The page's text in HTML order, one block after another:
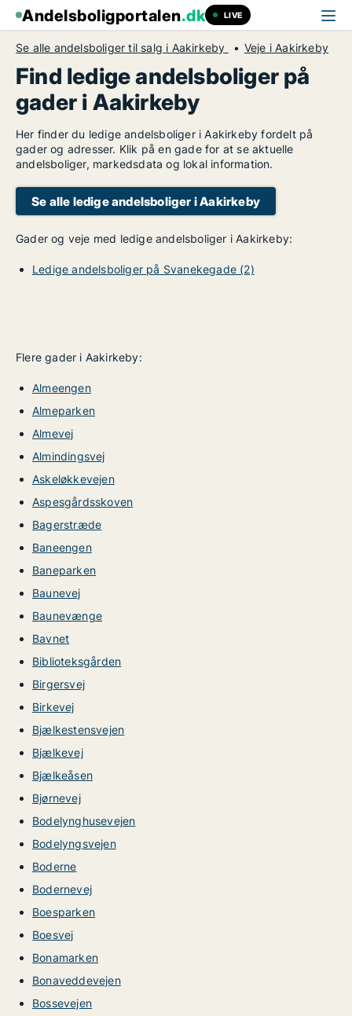
Andelsboligportalen.dk LIVE
Se alle andelsboliger til salg i Aakirkeby Veje i Aakirkeby
Find ledige andelsboliger på
gader i Aakirkeby
Her finder du ledige andelsboliger i Aakirkeby fordelt på
gader og adresser. Klik på en gade for at se aktuelle
andelsboliger, markedsdata og lokal information.
Se alle ledige andelsboliger i Aakirkeby
Gader og veje med ledige andelsboliger i Aakirkeby:
Ledige andelsboliger på Svanekegade (2)
Flere gader i Aakirkeby:
Almeengen
Almeparken
Almevej
Almindingsvej
Askeløkkevejen
Aspesgårdsskoven
Bagerstræde
Baneengen
Baneparken
Baunevej
Baunevænge
Bavnet
Biblioteksgården
Birgersvej
Birkevej
Bjælkestensvejen
Bjælkevej
Bjælkeåsen
Bjørnevej
Bodelynghusevejen
Bodelyngsvejen
Boderne
Bodernevej
Boesparken
Boesvej
Bonamarken
Bonaveddevejen
Bossevejen